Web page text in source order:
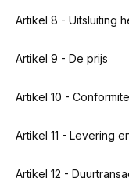
Artikel 8 - Uitsluiting
Artikel 9 - De prijs
Artikel 10 -
Artikel 11 - Levering
Artikel 12 -